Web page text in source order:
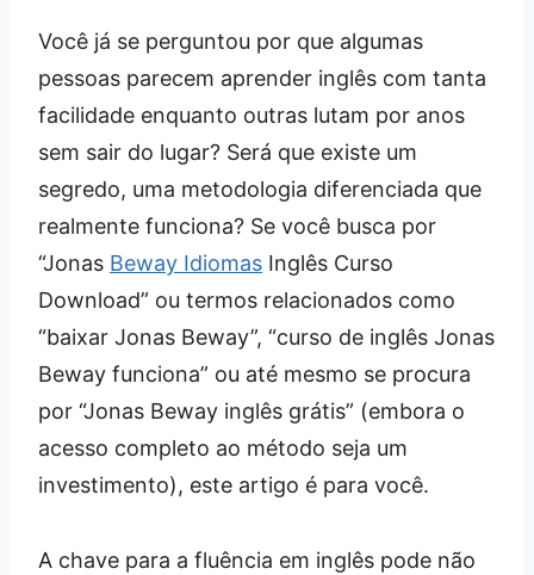
Você já se perguntou por que algumas
pessoas parecem aprender inglês com tanta
facilidade enquanto outras lutam por anos
sem sair do lugar? Será que existe um
segredo, uma metodologia diferenciada que
realmente funciona? Se você busca por
“Jonas Beway Idiomas Inglês Curso
Download” ou termos relacionados como
“baixar Jonas Beway”, “curso de inglês Jonas
Beway funciona” ou até mesmo se procura
por “Jonas Beway inglês grátis” (embora o
acesso completo ao método seja um
investimento), este artigo é para você.
A chave para a fluência em inglês pode não